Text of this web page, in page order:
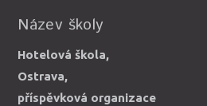
Název školy
Hotelová škola,
Ostrava,
příspěvková organizace